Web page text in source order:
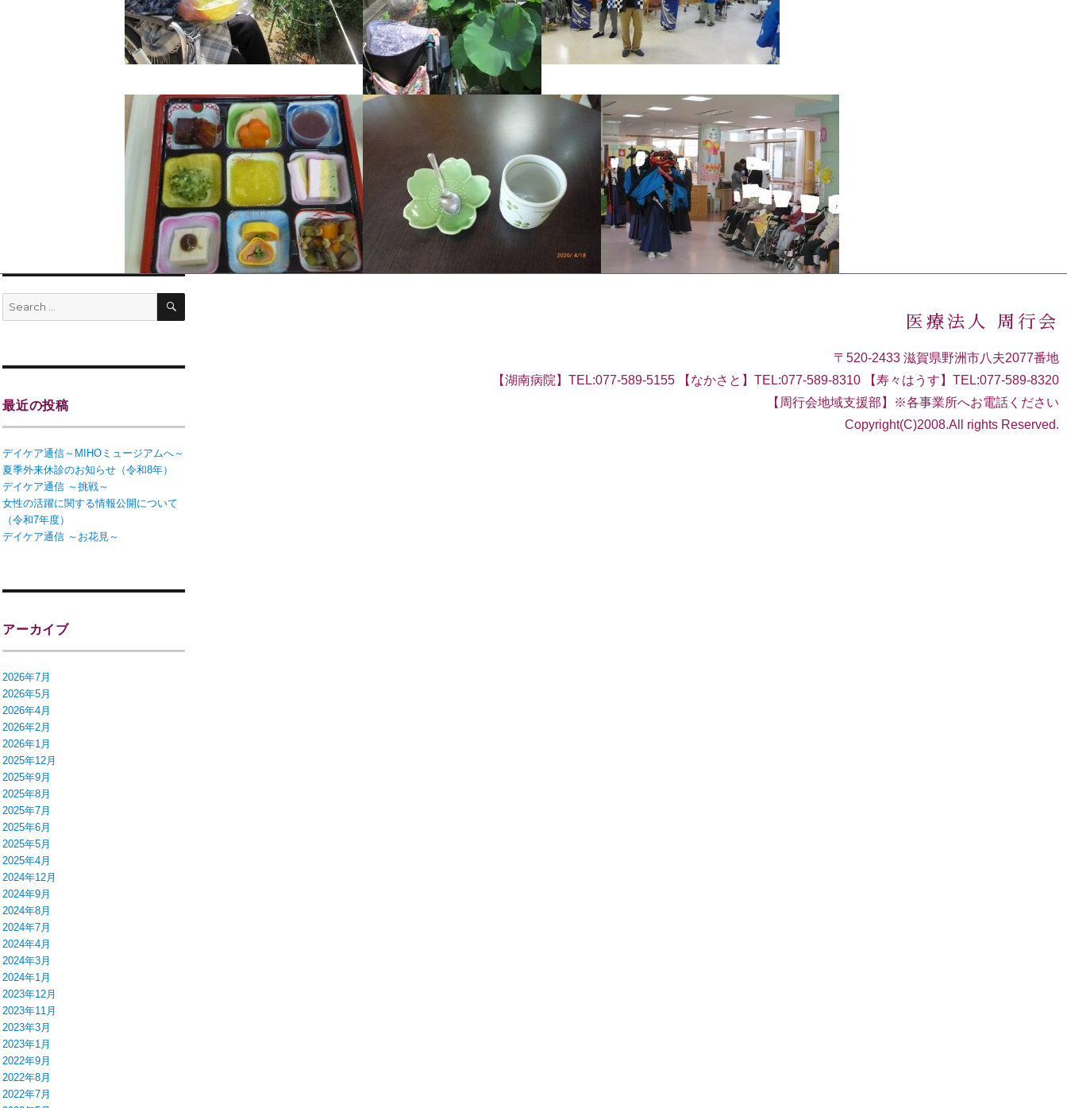
最近の投稿
デイケア通信～MIHOミュージアムへ～
夏季外来休診のお知らせ（令和8年）
デイケア通信 ～挑戦～
女性の活躍に関する情報公開について
（令和7年度）
デイケア通信 ～お花見～
アーカイブ
2026年7月
2026年5月
2026年4月
2026年2月
2026年1月
2025年12月
2025年9月
2025年8月
2025年7月
2025年6月
2025年5月
2025年4月
2024年12月
2024年9月
2024年8月
2024年7月
2024年4月
2024年3月
2024年1月
2023年12月
2023年11月
2023年3月
2023年1月
2022年9月
2022年8月
2022年7月
医療法人 周行会
〒520-2433 滋賀県野洲市八夫2077番地
【湖南病院】TEL:077-589-5155 【なかさと】TEL:077-589-8310 【寿々はうす】TEL:077-589-8320
【周行会地域支援部】※各事業所へお電話ください
Copyright(C)2008.All rights Reserved.